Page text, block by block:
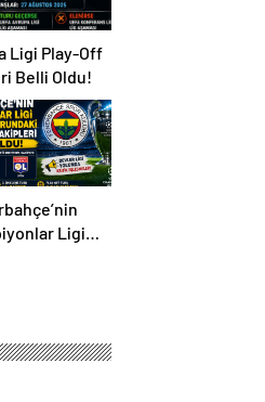
Ligi Play-Off
Belli Oldu!
Ligi